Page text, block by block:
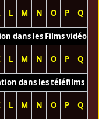
L M N O P Q
dans les Films vidéos
L M N O P Q
dans les téléfilms
L M N O P Q